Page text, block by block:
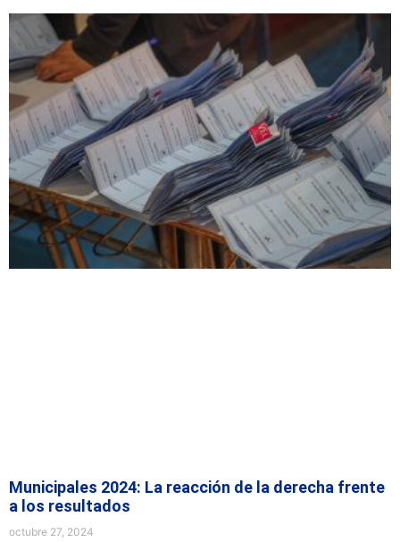
Municipales 2024: La reacción de la derecha frente
a los resultados
octubre 27, 2024